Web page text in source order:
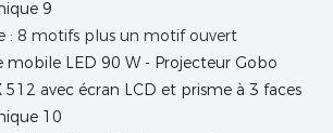
: 8 motifs plus un motif ouvert